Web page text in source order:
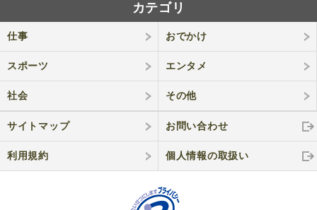
カテゴリ
仕事 おでかけ
スポーツ エンタメ
社会 その他
サイトマップ お問い合わせ
利用規約 個人情報の取扱い